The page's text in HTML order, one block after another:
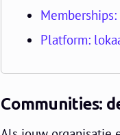
Platform:
Communities: